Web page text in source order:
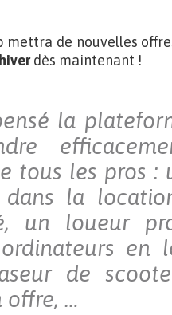
mettra de nouvelles
dès maintenant !
la
tous les pros
dans la
un loueur
en
de
offre, …